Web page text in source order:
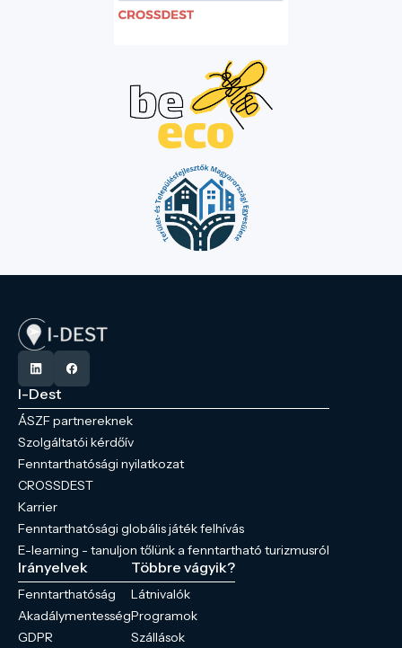
I-Dest
ÁSZF partnereknek
Szolgáltatói kérdőív
Fenntarthatósági nyilatkozat
CROSSDEST
Karrier
Fenntarthatósági globális játék felhívás
E-learning - tanuljon tőlünk a fenntartható turizmusról
Irányelvek
Fenntarthatóság
Akadálymentesség
GDPR
Többre vágyik?
Látnivalók
Programok
Szállások